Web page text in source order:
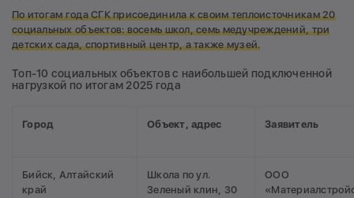
По итогам года СГК присоединила к своим теплоисточникам 20
социальных объектов: восемь школ, семь медучреждений, три
детских сада, спортивный центр, а также музей.
Топ-10 социальных объектов с наибольшей подключенной
нагрузкой по итогам 2025 года
Город Объект, адрес Заявитель
Бийск, Алтайский
край
Школа по ул.
Зеленый клин, 30
ООО